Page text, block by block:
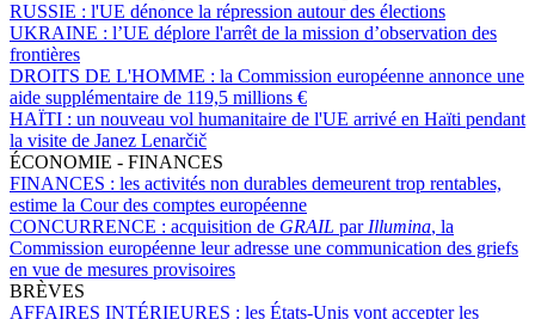
RUSSIE : l'UE dénonce la répression autour des élections
UKRAINE : l’UE déplore l'arrêt de la mission d’observation des
frontières
DROITS DE L'HOMME : la Commission européenne annonce une
aide supplémentaire de 119,5 millions €
HAÏTI : un nouveau vol humanitaire de l'UE arrivé en Haïti pendant
la visite de Janez Lenarčič
ÉCONOMIE - FINANCES
FINANCES : les activités non durables demeurent trop rentables,
estime la Cour des comptes européenne
CONCURRENCE : acquisition de GRAIL par Illumina, la
Commission européenne leur adresse une communication des griefs
en vue de mesures provisoires
BRÈVES
AFFAIRES INTÉRIEURES : les États-Unis vont accepter les